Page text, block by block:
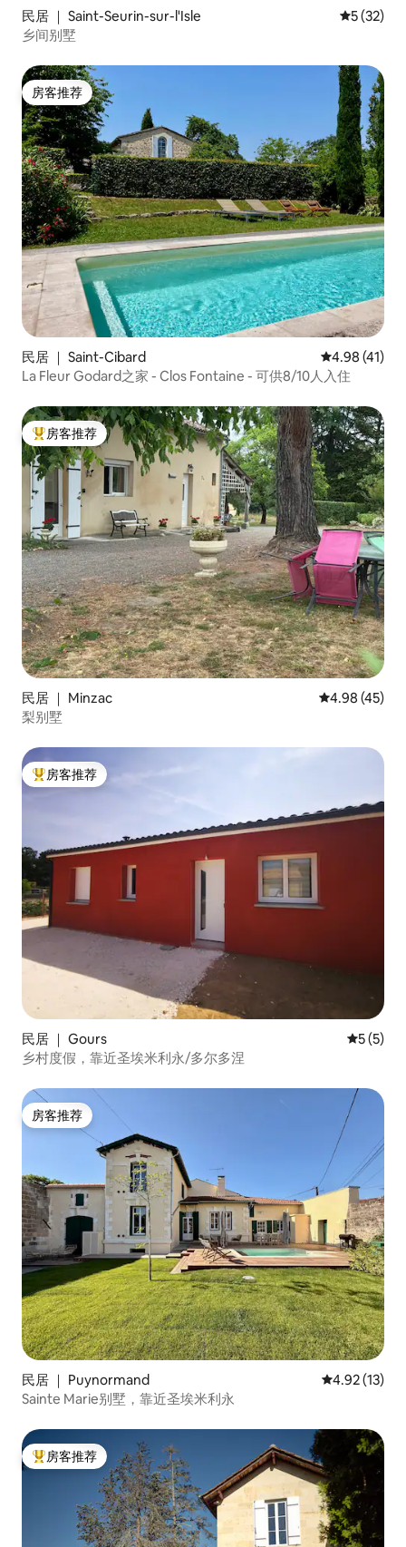
民居 ｜ Saint-Seurin-sur-l'Isle 平均评分
5 (32)
乡间别墅
房客推荐
房客推荐
民居 ｜ Saint-Cibard 平均评分
4.98 (41)
La Fleur Godard之家 - Clos Fontaine - 可供8/10人入住
热门「房客推荐」
房客推荐
民居 ｜ Minzac 平均评分
4.98 (45)
梨别墅
热门「房客推荐」
房客推荐
民居 ｜ Gours 平均评分
5 (5)
乡村度假，靠近圣埃米利永/多尔多涅
房客推荐
房客推荐
民居 ｜ Puynormand 平均评分
4.92 (13)
Sainte Marie别墅，靠近圣埃米利永
热门「房客推荐」
房客推荐